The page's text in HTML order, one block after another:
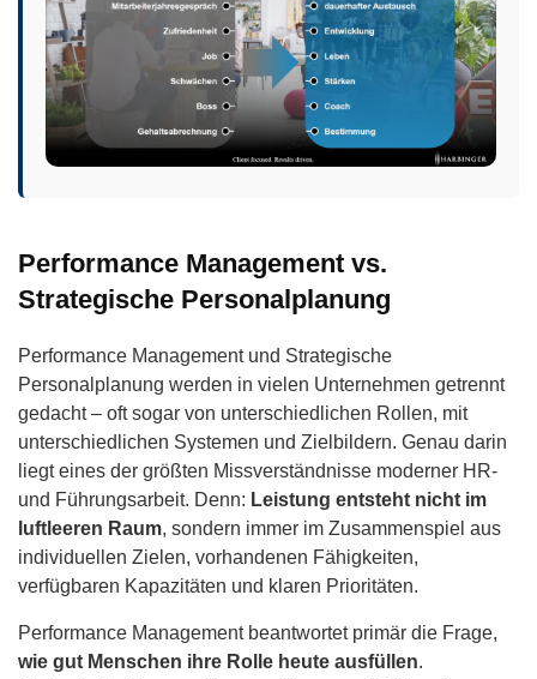
Performance Management vs.
Strategische Personalplanung
Performance Management und Strategische
Personalplanung werden in vielen Unternehmen getrennt
gedacht – oft sogar von unterschiedlichen Rollen, mit
unterschiedlichen Systemen und Zielbildern. Genau darin
liegt eines der größten Missverständnisse moderner HR-
und Führungsarbeit. Denn: Leistung entsteht nicht im
luftleeren Raum, sondern immer im Zusammenspiel aus
individuellen Zielen, vorhandenen Fähigkeiten,
verfügbaren Kapazitäten und klaren Prioritäten.
Performance Management beantwortet primär die Frage,
wie gut Menschen ihre Rolle heute ausfüllen.